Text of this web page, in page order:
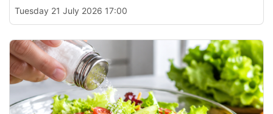
Tuesday 21 July 2026 17:00